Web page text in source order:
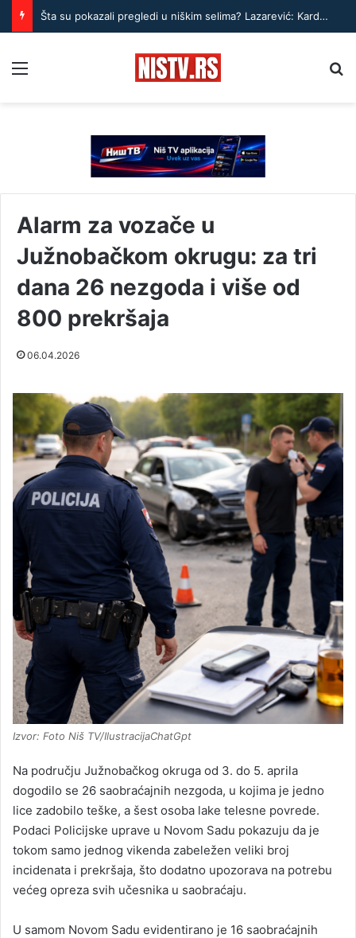
Šta su pokazali pregledi u niškim selima? Lazarević: Kardiovaskularni problemi su najčešći
Alarm za vozače u
Južnobačkom okrugu: za tri
dana 26 nezgoda i više od
800 prekršaja
06.04.2026
Izvor: Foto Niš TV/IlustracijaChatGpt
Na području Južnobačkog okruga od 3. do 5. aprila
dogodilo se 26 saobraćajnih nezgoda, u kojima je jedno
lice zadobilo teške, a šest osoba lake telesne povrede.
Podaci Policijske uprave u Novom Sadu pokazuju da je
tokom samo jednog vikenda zabeležen veliki broj
incidenata i prekršaja, što dodatno upozorava na potrebu
većeg opreza svih učesnika u saobraćaju.
U samom Novom Sadu evidentirano je 16 saobraćajnih